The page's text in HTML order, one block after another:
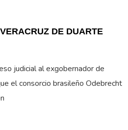
DE DUARTE
judicial al exgobernador de
el consorcio brasileño Odebrecht